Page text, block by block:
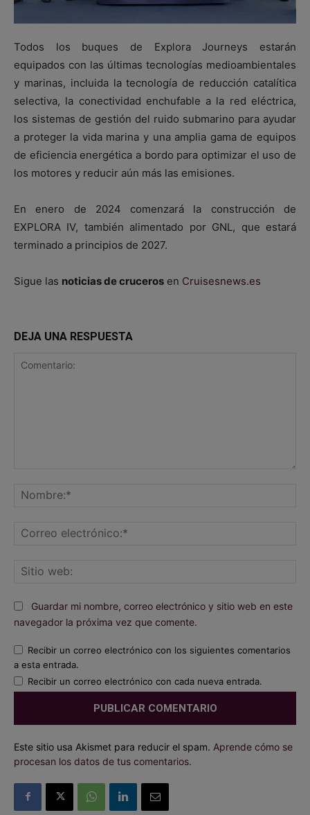
Todos los buques de Explora Journeys estarán
equipados con las últimas tecnologías medioambientales
y marinas, incluida la tecnología de reducción catalítica
selectiva, la conectividad enchufable a la red eléctrica,
los sistemas de gestión del ruido submarino para ayudar
a proteger la vida marina y una amplia gama de equipos
de eficiencia energética a bordo para optimizar el uso de
los motores y reducir aún más las emisiones.
En enero de 2024 comenzará la construcción de
EXPLORA IV, también alimentado por GNL, que estará
terminado a principios de 2027.
Sigue las noticias de cruceros en Cruisesnews.es
DEJA UNA RESPUESTA
Guardar mi nombre, correo electrónico y sitio web en este
navegador la próxima vez que comente.
Recibir un correo electrónico con los siguientes comentarios
a esta entrada.
Recibir un correo electrónico con cada nueva entrada.
Este sitio usa Akismet para reducir el spam. Aprende cómo se
procesan los datos de tus comentarios.